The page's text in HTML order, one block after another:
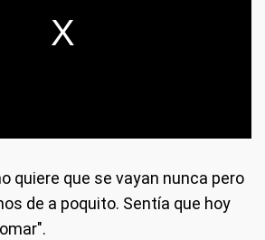
quiere que se vayan nunca pero
de a poquito. Sentía que hoy